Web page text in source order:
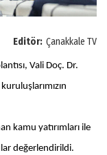
Editör: Çanakkale TV
Vali Doç. Dr.
kamu yatırımları ile
değerlendirildi.